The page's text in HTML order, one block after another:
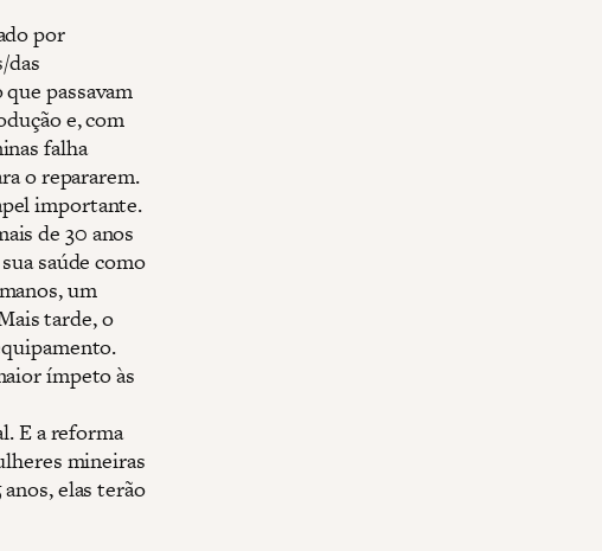
por
das
passavam
e, com
falha
o repararem.
importante.
de 30 anos
saúde como
um
tarde, o
ímpeto às
E a reforma
mineiras
elas terão